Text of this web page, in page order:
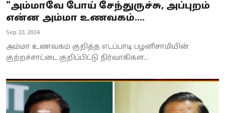
"அம்மாவே போய் சேந்துருச்சு, அப்புறம்
என்ன அம்மா உணவகம்....
Sep 22, 2024
அம்மா உணவகம் குறித்த எடப்பாடி பழனிசாமியின்
குற்றச்சாட்டை குறிப்பிட்டு நிர்வாகிகள...